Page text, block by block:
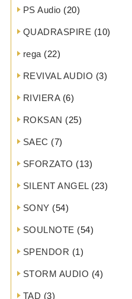
PS Audio (20)
QUADRASPIRE (10)
rega (22)
REVIVAL AUDIO (3)
RIVIERA(6)
ROKSAN (25)
SAEC (7)
SFORZATO (13)
SILENT ANGEL(23)
SONY (54)
SOULNOTE (54)
SPENDOR (1)
STORM AUDIO (4)
TAD (3)